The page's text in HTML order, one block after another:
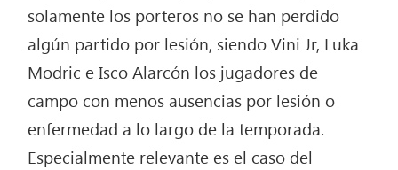
solamente los porteros no se han perdido
algún partido por lesión, siendo Vini Jr, Luka
Modric e Isco Alarcón los jugadores de
campo con menos ausencias por lesión o
enfermedad a lo largo de la temporada.
Especialmente relevante es el caso del